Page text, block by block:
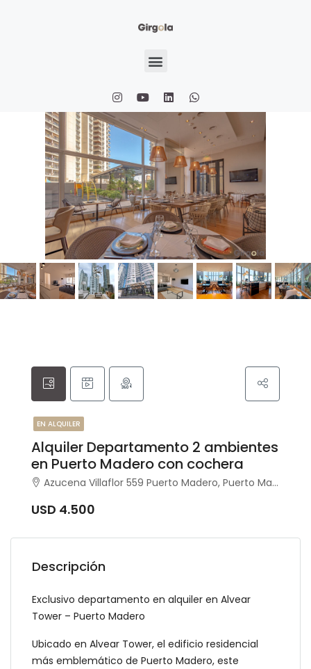
EN ALQUILER
Alquiler Departamento 2 ambientes
en Puerto Madero con cochera
Azucena Villaflor 559 Puerto Madero, Puerto Madero, Capital Federal
USD 4.500
Descripción
Exclusivo departamento en alquiler en Alvear
Tower – Puerto Madero
Ubicado en Alvear Tower, el edificio residencial
más emblemático de Puerto Madero, este